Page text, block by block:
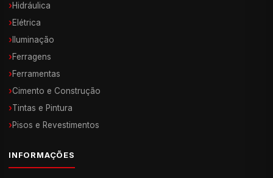
›Hidráulica
›Elétrica
› Iluminação
›Ferragens
›Ferramentas
›Cimento e Construção
›Tintas e Pintura
›Pisos e Revestimentos
INFORMAÇÕES